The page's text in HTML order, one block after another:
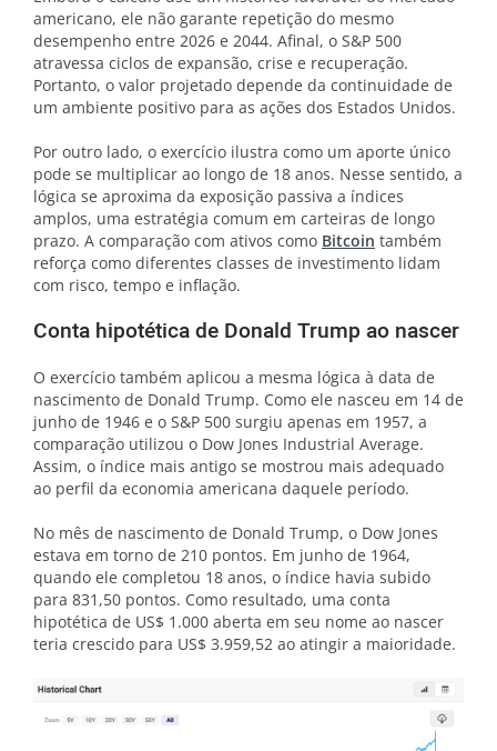
americano, ele não garante repetição do mesmo
desempenho entre 2026 e 2044. Afinal, o S&P 500
atravessa ciclos de expansão, crise e recuperação.
Portanto, o valor projetado depende da continuidade de
um ambiente positivo para as ações dos Estados Unidos.
Por outro lado, o exercício ilustra como um aporte único
pode se multiplicar ao longo de 18 anos. Nesse sentido, a
lógica se aproxima da exposição passiva a índices
amplos, uma estratégia comum em carteiras de longo
prazo. A comparação com ativos como Bitcoin também
reforça como diferentes classes de investimento lidam
com risco, tempo e inflação.
Conta hipotética de Donald Trump ao nascer
O exercício também aplicou a mesma lógica à data de
nascimento de Donald Trump. Como ele nasceu em 14 de
junho de 1946 e o S&P 500 surgiu apenas em 1957, a
comparação utilizou o Dow Jones Industrial Average.
Assim, o índice mais antigo se mostrou mais adequado
ao perfil da economia americana daquele período.
No mês de nascimento de Donald Trump, o Dow Jones
estava em torno de 210 pontos. Em junho de 1964,
quando ele completou 18 anos, o índice havia subido
para 831,50 pontos. Como resultado, uma conta
hipotética de US$ 1.000 aberta em seu nome ao nascer
teria crescido para US$ 3.959,52 ao atingir a maioridade.